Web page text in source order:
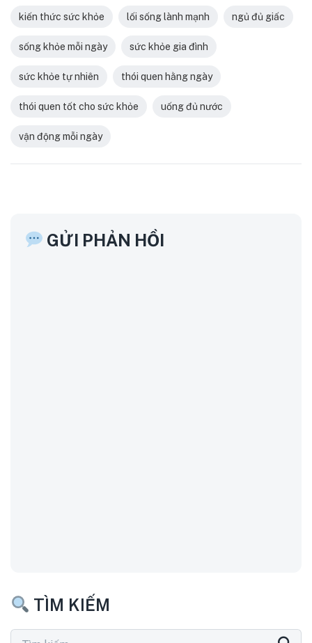
kiến thức sức khỏe lối sống lành mạnh ngủ đủ giấc
sống khỏe mỗi ngày sức khỏe gia đình
sức khỏe tự nhiên thói quen hằng ngày
thói quen tốt cho sức khỏe uống đủ nước
vận động mỗi ngày
GỬI PHẢN HỒI
TÌM KIẾM